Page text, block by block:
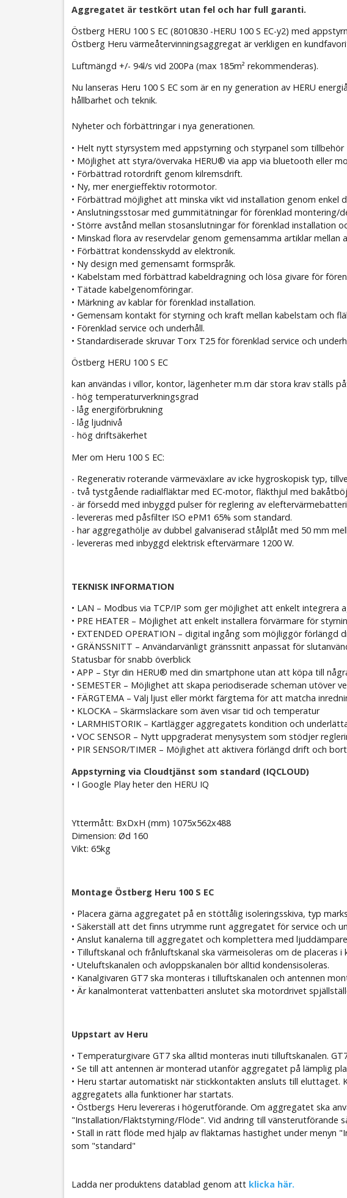
Aggregatet är testkört utan fel och har full garanti.
Östberg HERU 100 S EC (8010830 -HERU 100 S EC-y2) med
Östberg Heru värmeåtervinningsaggregat är verkligen en
Luftmängd +/- 94l/s vid 200Pa (max 185m² rekommenderas).
Nu lanseras Heru 100 S EC som är en ny generation av HERU
hållbarhet och teknik.
Nyheter och förbättringar i nya generationen.
• Helt nytt styrsystem med appstyrning och styrpanel som tillbehör
• Möjlighet att styra/övervaka HERU® via app via bluetooth eller
• Förbättrad rotordrift genom kilremsdrift.
• Ny, mer energieffektiv rotormotor.
• Förbättrad möjlighet att minska vikt vid installation genom
• Anslutningsstosar med gummitätningar för förenklad montering/
• Större avstånd mellan stosanslutningar för förenklad installation
• Minskad flora av reservdelar genom gemensamma artiklar
• Förbättrat kondensskydd av elektronik.
• Ny design med gemensamt formspråk.
• Kabelstam med förbättrad kabeldragning och lösa givare för
• Tätade kabelgenomföringar.
• Märkning av kablar för förenklad installation.
• Gemensam kontakt för styrning och kraft mellan kabelstam och
• Förenklad service och underhåll.
• Standardiserade skruvar Torx T25 för förenklad service och
Östberg HERU 100 S EC
kan användas i villor, kontor, lägenheter m.m där stora krav ställs på:
- hög temperaturverkningsgrad
- låg energiförbrukning
- låg ljudnivå
- hög driftsäkerhet
Mer om Heru 100 S EC:
- Regenerativ roterande värmeväxlare av icke hygroskopisk typ,
- två tystgående radialfläktar med EC-motor, fläkthjul med
- är försedd med inbyggd pulser för reglering av
- levereras med påsfilter ISO ePM1 65% som standard.
- har aggregathölje av dubbel galvaniserad stålplåt med 50 mm
- levereras med inbyggd elektrisk eftervärmare 1200 W.
TEKNISK INFORMATION
• LAN – Modbus via TCP/IP som ger möjlighet att enkelt integrera
• PRE HEATER – Möjlighet att enkelt installera förvärmare för
• EXTENDED OPERATION – digital ingång som möjliggör förlängd
• GRÄNSSNITT – Användarvänligt gränssnitt anpassat för
Statusbar för snabb överblick
• APP – Styr din HERU® med din smartphone utan att köpa till
• SEMESTER – Möjlighet att skapa periodiserade scheman utöver
• FÄRGTEMA – Välj ljust eller mörkt färgtema för att matcha
• KLOCKA – Skärmsläckare som även visar tid och temperatur
• LARMHISTORIK – Kartlägger aggregatets kondition och
• VOC SENSOR – Nytt uppgraderat menysystem som stödjer
• PIR SENSOR/TIMER – Möjlighet att aktivera förlängd drift och
Appstyrning via Cloudtjänst som standard (IQCLOUD)
• I Google Play heter den HERU IQ
Yttermått: BxDxH (mm) 1075x562x488
Dimension: Ød 160
Vikt: 65kg
Montage Östberg Heru 100 S EC
• Placera gärna aggregatet på en stöttålig isoleringsskiva, typ
• Säkerställ att det finns utrymme runt aggregatet för service och
• Anslut kanalerna till aggregatet och komplettera med
• Tilluftskanal och frånluftskanal ska värmeisoleras om de
• Uteluftskanalen och avloppskanalen bör alltid kondensisoleras.
• Kanalgivaren GT7 ska monteras i tilluftskanalen och antennen
• Är kanalmonterat vattenbatteri anslutet ska motordrivet
Uppstart av Heru
• Temperaturgivare GT7 ska alltid monteras inuti tilluftskanalen.
• Se till att antennen är monterad utanför aggregatet på lämplig
• Heru startar automatiskt när stickkontakten ansluts till eluttaget.
aggregatets alla funktioner har startats.
• Östbergs Heru levereras i högerutförande. Om aggregatet ska
"Installation/Fläktstyrning/Flöde". Vid ändring till vänsterutförande
• Ställ in rätt flöde med hjälp av fläktarnas hastighet under
som "standard"
Ladda ner produktens datablad genom att klicka här.